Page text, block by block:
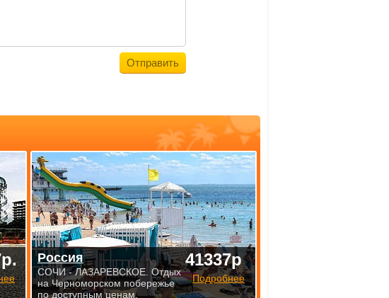
41337р
Подробнее
Россия
СОЧИ - ЛАЗАРЕВСКОЕ. Отдых
на Черноморском побережье
по доступным ценам.